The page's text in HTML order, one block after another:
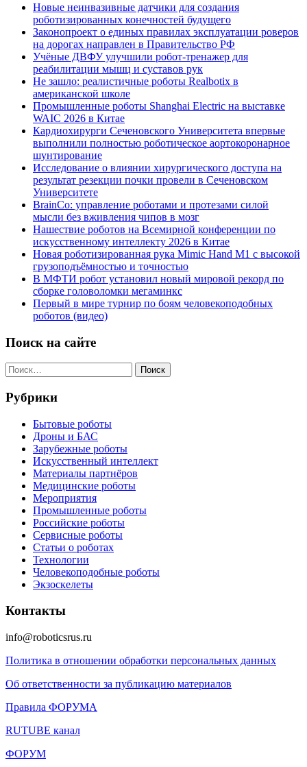
Новые неинвазивные датчики для создания
роботизированных конечностей будущего
Законопроект о единых правилах эксплуатации роверов
на дорогах направлен в Правительство РФ
Учёные ДВФУ улучшили робот-тренажер для
реабилитации мышц и суставов рук
Не зашло: реалистичные роботы Realbotix в
американской школе
Промышленные роботы Shanghai Electric на выставке
WAIC 2026 в Китае
Кардиохирурги Сеченовского Университета впервые
выполнили полностью роботическое аортокоронарное
шунтирование
Исследование о влиянии хирургического доступа на
результат резекции почки провели в Сеченовском
Университете
BrainCo: управление роботами и протезами силой
мысли без вживления чипов в мозг
Нашествие роботов на Всемирной конференции по
искусственному интеллекту 2026 в Китае
Новая роботизированная рука Mimic Hand M1 с высокой
грузоподъёмностью и точностью
В МФТИ робот установил новый мировой рекорд по
сборке головоломки мегаминкс
Первый в мире турнир по боям человекоподобных
роботов (видео)
Поиск на сайте
Найти:
Рубрики
Бытовые роботы
Дроны и БАС
Зарубежные роботы
Искусственный интеллект
Материалы партнёров
Медицинские роботы
Мероприятия
Промышленные роботы
Российские роботы
Сервисные роботы
Статьи о роботах
Технологии
Человекоподобные роботы
Экзоскелеты
Контакты
info@roboticsrus.ru
Политика в отношении обработки персональных данных
Об ответственности за публикацию материалов
Правила ФОРУМА
RUTUBE канал
ФОРУМ